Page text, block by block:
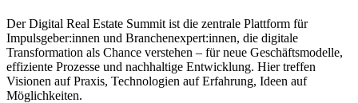
Der Digital Real Estate Summit ist die zentrale Plattform für
Impulsgeber:innen und Branchenexpert:innen, die digitale
Transformation als Chance verstehen – für neue Geschäftsmodelle,
effiziente Prozesse und nachhaltige Entwicklung. Hier treffen
Visionen auf Praxis, Technologien auf Erfahrung, Ideen auf
Möglichkeiten.